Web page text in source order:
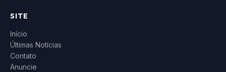
SITE
Início
Últimas Notícias
Contato
Anuncie